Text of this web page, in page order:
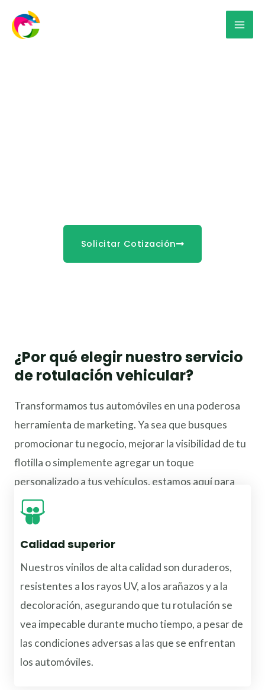
Solicitar Cotización
¿Por qué elegir nuestro servicio
de rotulación vehicular?
Transformamos tus automóviles en una poderosa
herramienta de marketing. Ya sea que busques
promocionar tu negocio, mejorar la visibilidad de tu
flotilla o simplemente agregar un toque
personalizado a tus vehículos, estamos aquí para
ayudarte
Calidad superior
Nuestros vinilos de alta calidad son duraderos,
resistentes a los rayos UV, a los arañazos y a la
decoloración, asegurando que tu rotulación se
vea impecable durante mucho tiempo, a pesar de
las condiciones adversas a las que se enfrentan
los automóviles.